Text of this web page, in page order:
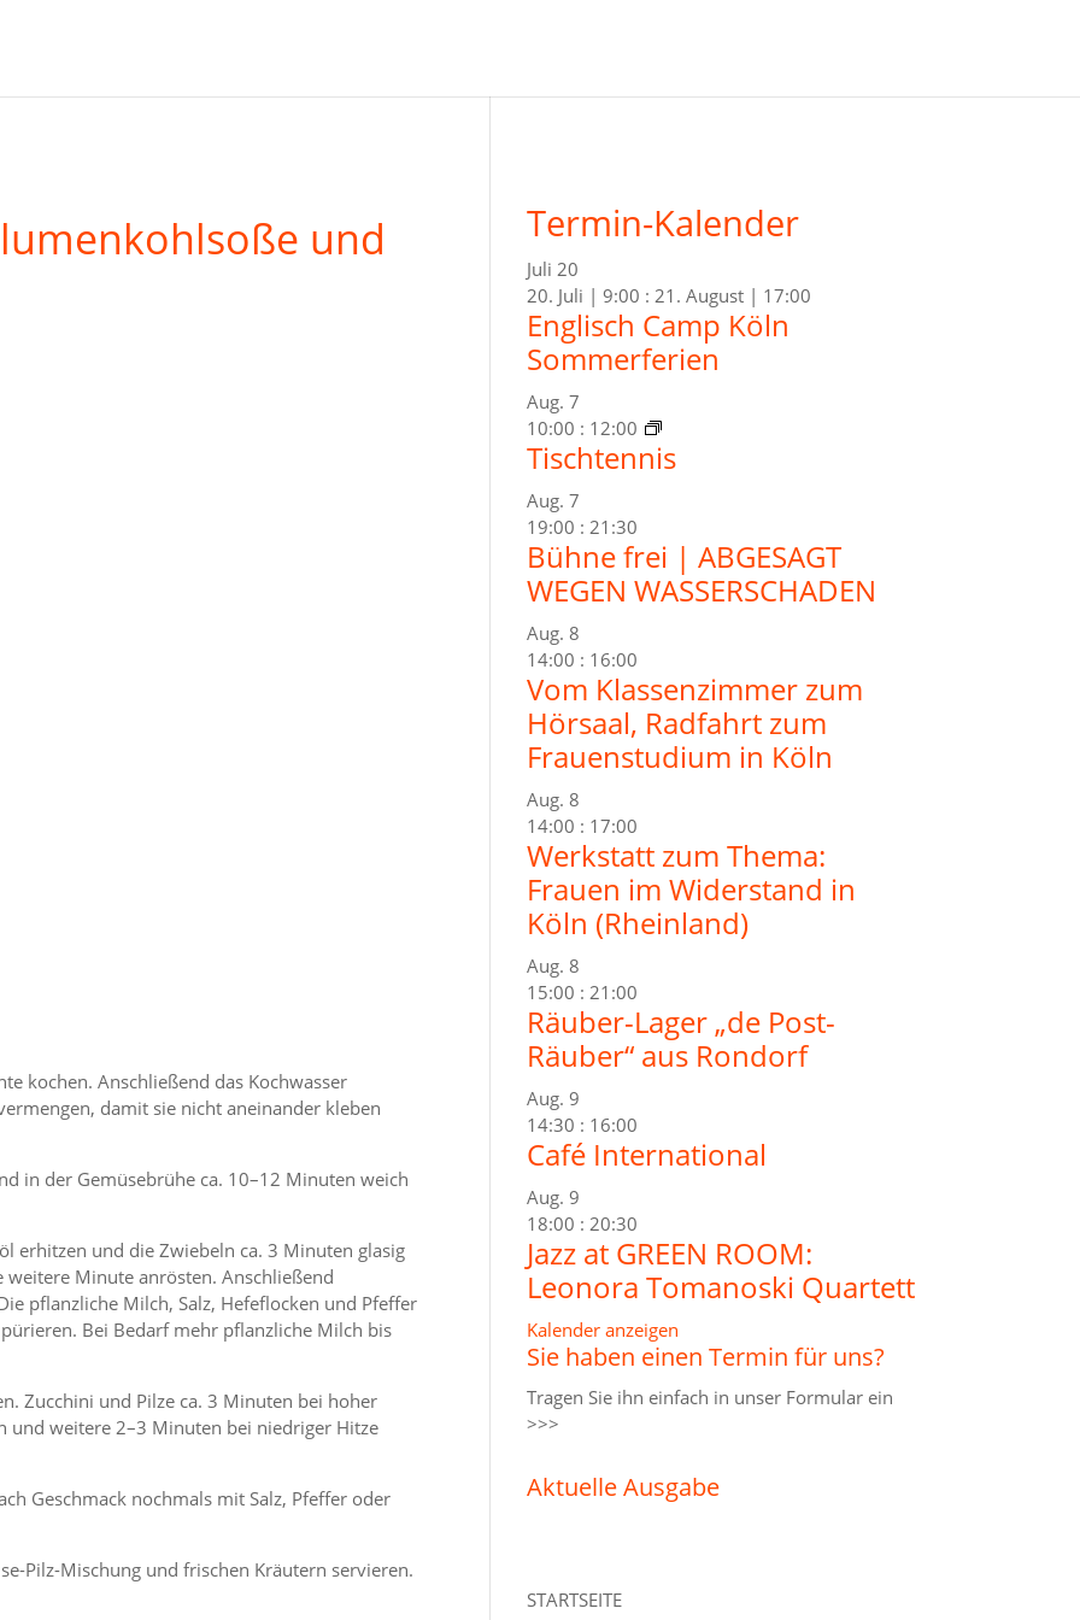
und
kochen. Anschließend das Kochwasser
damit sie nicht aneinander kleben
in der Gemüsebrühe ca. 10–12 Minuten weich
erhitzen und die Zwiebeln ca. 3 Minuten glasig
Minute anrösten. Anschließend
pflanzliche Milch, Salz, Hefeflocken und Pfeffer
Bei Bedarf mehr pflanzliche Milch bis
Zucchini und Pilze ca. 3 Minuten bei hoher
und weitere 2–3 Minuten bei niedriger Hitze
Geschmack nochmals mit Salz, Pfeffer oder
Pilz-Mischung und frischen Kräutern servieren.
Termin-Kalender
Juli 20
20. Juli | 9:00 : 21. August | 17:00
Englisch Camp Köln
Sommerferien
Aug. 7
10:00 : 12:00
Tischtennis
Aug. 7
19:00 : 21:30
Bühne frei | ABGESAGT
WEGEN WASSERSCHADEN
Aug. 8
14:00 : 16:00
Vom Klassenzimmer zum
Hörsaal, Radfahrt zum
Frauenstudium in Köln
Aug. 8
14:00 : 17:00
Werkstatt zum Thema:
Frauen im Widerstand in
Köln (Rheinland)
Aug. 8
15:00 : 21:00
Räuber-Lager „de Post-
Räuber“ aus Rondorf
Aug. 9
14:30 : 16:00
Café International
Aug. 9
18:00 : 20:30
Jazz at GREEN ROOM:
Leonora Tomanoski Quartett
Kalender anzeigen
Sie haben einen Termin für uns?
Tragen Sie ihn einfach in unser Formular ein
>>>
Aktuelle Ausgabe
STARTSEITE